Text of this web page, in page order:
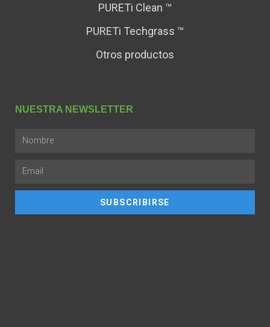
PURETi Clean ™
PURETi Techgrass ™
Otros productos
NUESTRA NEWSLETTER
SUBSCRIBIRSE